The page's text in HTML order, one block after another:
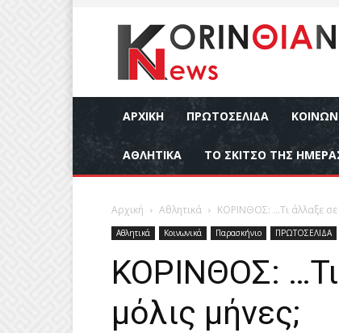
ΑΡΧΙΚΉ ΠΡΩΤΟΣΕΛΙΔΑ
ΑΘΛΗΤΙΚΆ ΤΟ ΣΚΙΤΣΟ ΤΗΣ
Αρχική Αθλητικά ΚΟΡΙΝΘΟΣ: …Τι άλλαξε σε
Αθλητικά Κοινωνικά Παρασκήνιο ΠΡΩΤΟΣΕΛΙΔΑ
ΚΟΡΙΝΘΟΣ:
μόλις μήνες;